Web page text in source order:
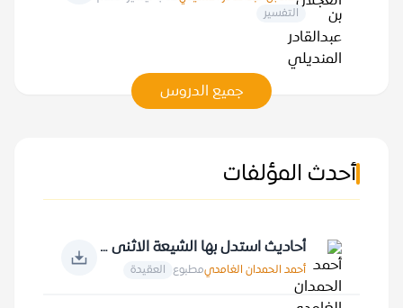
التفسير
جميع الدروس
أحدث المؤلفات
أحاديث استدل بها الشيعة الاثنى عشرية
أحمد الحمدان الغامديمطبوع العقيدة